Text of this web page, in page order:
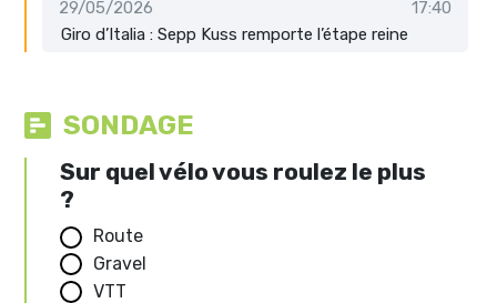
29/05/2026
17:40
Giro d’Italia : Sepp Kuss remporte l’étape reine
SONDAGE
Sur quel vélo vous roulez le plus
?
Route
Gravel
VTT